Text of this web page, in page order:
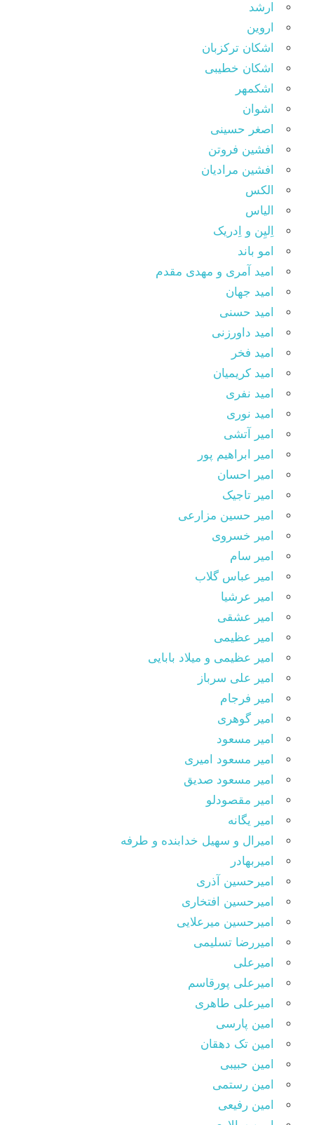
ارشد
اروین
اشکان ترکزبان
اشکان خطیبی
اشکمهر
اشوان
اصغر حسینی
افشین فروتن
افشین مرادیان
الکس
الیاس
اِلیِن و اِدریک
امو باند
امید آمری و مهدی مقدم
امید جهان
امید حسنی
امید داورزنی
امید فخر
امید کریمیان
امید نفری
امید نوری
امیر آتشی
امیر ابراهیم پور
امیر احسان
امیر تاجیک
امیر حسین مزارعی
امیر خسروی
امیر سام
امیر عباس گلاب
امیر عرشیا
امیر عشقی
امیر عظیمی
امیر عظیمی و میلاد بابایی
امیر علی سرباز
امیر فرجام
امیر گوهری
امیر مسعود
امیر مسعود امیری
امیر مسعود صدیق
امیر مقصودلو
امیر یگانه
امیرال و سهیل خدابنده و طرفه
امیربهادر
امیرحسین آذری
امیرحسین افتخاری
امیرحسین میرعلایی
امیررضا تسلیمی
امیرعلی
امیرعلی پورقاسم
امیرعلی طاهری
امین پارسی
امین تک دهقان
امین حبیبی
امین رستمی
امین رفیعی